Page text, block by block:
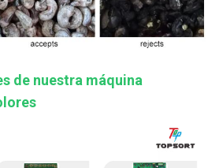
de nuestra máquina